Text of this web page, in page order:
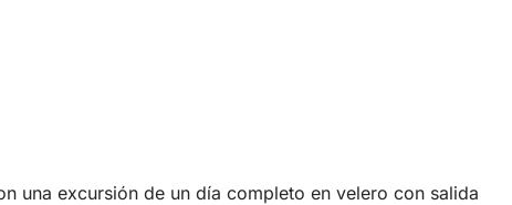
una excursión de un día completo en velero con salida